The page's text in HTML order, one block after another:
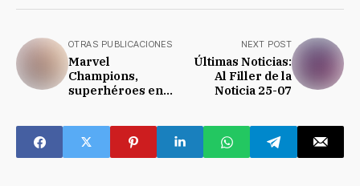
OTRAS PUBLICACIONES
Marvel
Champions,
superhéroes en
NEXT POST
Últimas Noticias:
Al Filler de la
Noticia 25-07